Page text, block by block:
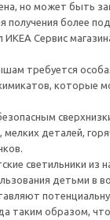
но может быть
получения более
ИКЕА Сервис
требуется
которые
деталей,
светильники из
детьми в
таким образом,